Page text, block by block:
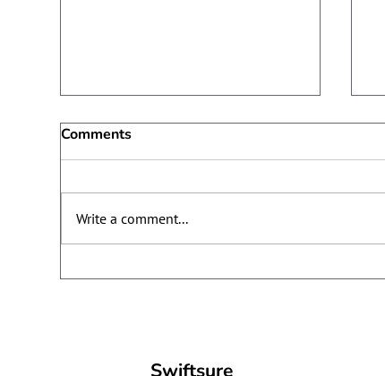
Comments
Write a comment...
Swiftsure